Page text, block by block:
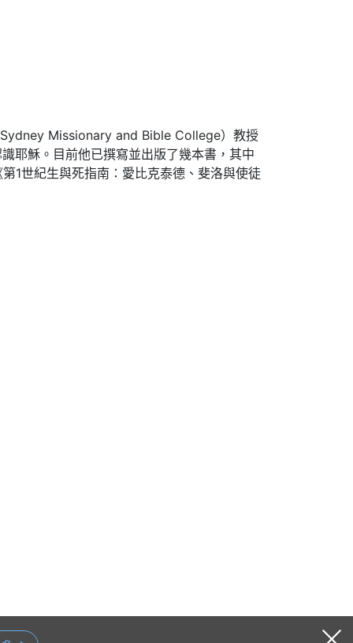
Missionary and Bible College）教授
耶穌。目前他已撰寫並出版了幾本書，其中
1世紀生與死指南：愛比克泰德、斐洛與使徒